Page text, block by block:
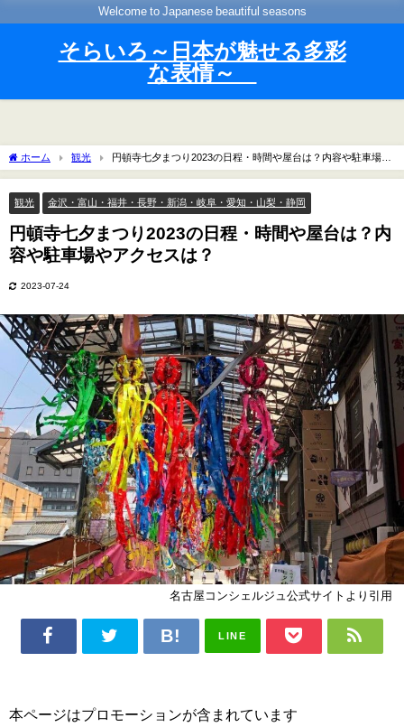
Welcome to Japanese beautiful seasons
そらいろ～日本が魅せる多彩
な表情～
ホーム 観光
円頓寺七夕まつり2023の日程・時間や屋台は？内容や駐車場や
アクセスは？
観光 金沢・富山・福井・長野・新潟・岐阜・愛知・山梨・静岡
円頓寺七夕まつり2023の日程・時間や屋台は？内
容や駐車場やアクセスは？
2023-07-24
名古屋コンシェルジュ公式サイトより引用
LINE
本ページはプロモーションが含まれています